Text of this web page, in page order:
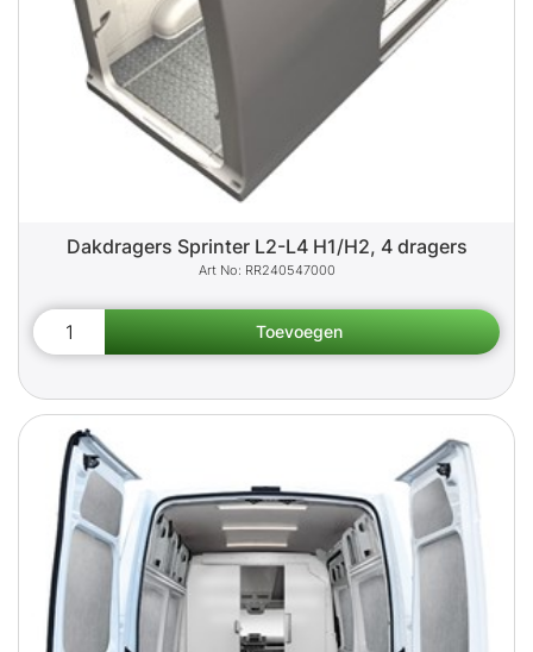
Dakdragers Sprinter L2-L4 H1/H2, 4 dragers
RR240547000